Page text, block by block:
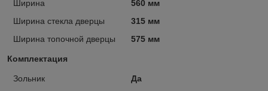
Ширина
560 мм
Ширина стекла дверцы
315 мм
Ширина топочной дверцы
575 мм
Комплектация
Зольник
Да